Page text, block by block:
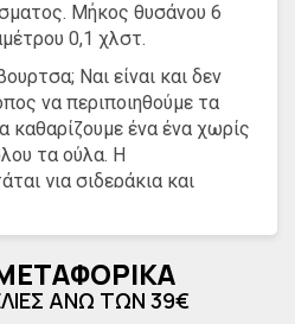
Μήκος θυσάνου 6
0,1 χλστ.
Ναι είναι και δεν
να περιποιηθούμε τα
καθαρίζουμε ένα ένα χωρίς
τα ούλα. H
για σιδεράκια και
καθαρισμό.
σόλο) την εισήγαγε ο
οδοντική προφύλαξη, Γίρι
αυτής, η CURAPROX
ΑΝΩ ΤΩΝ 39€